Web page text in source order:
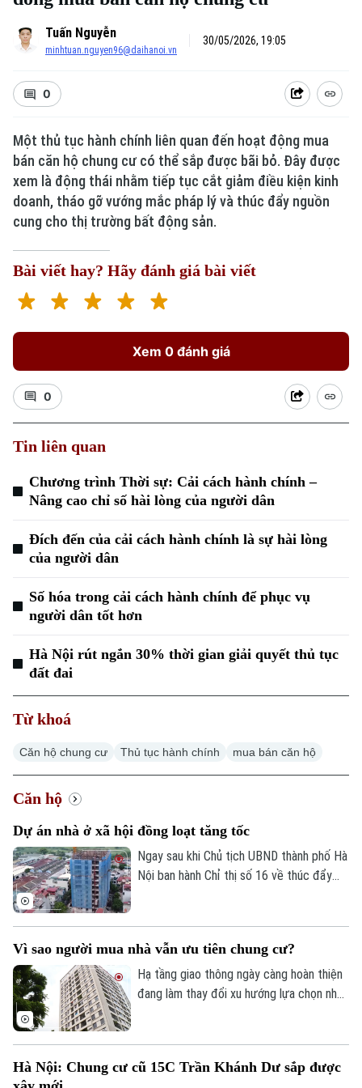
Xu hướng
Tuấn Nguyễn
minhtuan.nguyen96@daihanoi.vn
30/05/2026, 19:05
0
Một thủ tục hành chính liên quan đến hoạt động mua
bán căn hộ chung cư có thể sắp được bãi bỏ. Đây được
xem là động thái nhằm tiếp tục cắt giảm điều kiện kinh
doanh, tháo gỡ vướng mắc pháp lý và thúc đẩy nguồn
cung cho thị trường bất động sản.
Bài viết hay? Hãy đánh giá bài viết
Xem 0 đánh giá
0
Tin liên quan
Chương trình Thời sự: Cải cách hành chính –
Nâng cao chỉ số hài lòng của người dân
Đích đến của cải cách hành chính là sự hài lòng
của người dân
Số hóa trong cải cách hành chính để phục vụ
người dân tốt hơn
Hà Nội rút ngắn 30% thời gian giải quyết thủ tục
đất đai
Từ khoá
Căn hộ chung cư Thủ tục hành chính mua bán căn hộ
Căn hộ
Dự án nhà ở xã hội đồng loạt tăng tốc
Ngay sau khi Chủ tịch UBND thành phố Hà
Nội ban hành Chỉ thị số 16 về thúc đẩy
Vì sao người mua nhà vẫn ưu tiên chung cư?
Hạ tầng giao thông ngày càng hoàn thiện
đang làm thay đổi xu hướng lựa chọn nhà
nhờ đáp ứng tốt nhu cầu ở thực và hưởng
Hà Nội: Chung cư cũ 15C Trần Khánh Dư sắp được